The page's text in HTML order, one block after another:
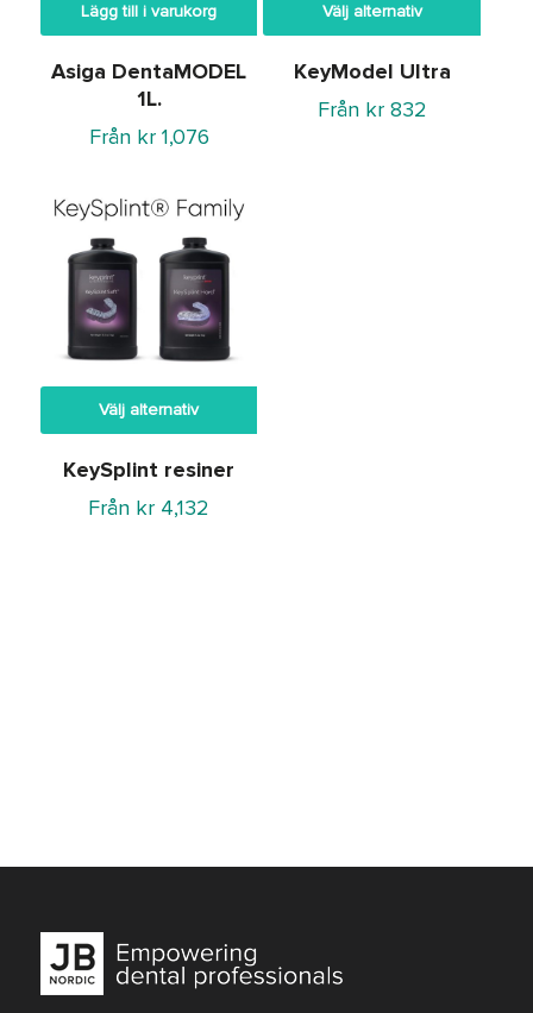
Lägg till i varukorg
Asiga DentaMODEL
1L.
Från kr1,076
Välj alternativ
KeyModel Ultra
Från kr832
Välj alternativ
KeySplint resiner
Från kr 4,132